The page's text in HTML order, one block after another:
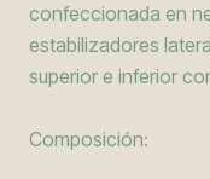
confeccionada en
estabilizadores
superior e inferior
Composición: